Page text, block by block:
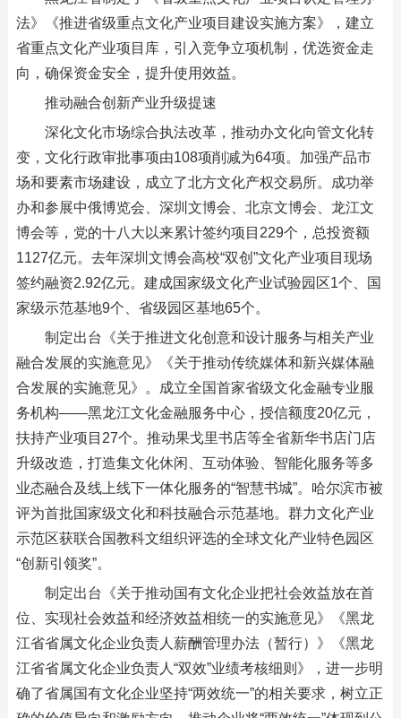
法》《推进省级重点文化产业项目建设实施方案》，建立
省重点文化产业项目库，引入竞争立项机制，优选资金走
向，确保资金安全，提升使用效益。
推动融合创新产业升级提速
深化文化市场综合执法改革，推动办文化向管文化转
变，文化行政审批事项由108项削减为64项。加强产品市
场和要素市场建设，成立了北方文化产权交易所。成功举
办和参展中俄博览会、深圳文博会、北京文博会、龙江文
博会等，党的十八大以来累计签约项目229个，总投资额
1127亿元。去年深圳文博会高校“双创”文化产业项目现场
签约融资2.92亿元。建成国家级文化产业试验园区1个、国
家级示范基地9个、省级园区基地65个。
制定出台《关于推进文化创意和设计服务与相关产业
融合发展的实施意见》《关于推动传统媒体和新兴媒体融
合发展的实施意见》。成立全国首家省级文化金融专业服
务机构——黑龙江文化金融服务中心，授信额度20亿元，
扶持产业项目27个。推动果戈里书店等全省新华书店门店
升级改造，打造集文化休闲、互动体验、智能化服务等多
业态融合及线上线下一体化服务的“智慧书城”。哈尔滨市被
评为首批国家级文化和科技融合示范基地。群力文化产业
示范区获联合国教科文组织评选的全球文化产业特色园区
“创新引领奖”。
制定出台《关于推动国有文化企业把社会效益放在首
位、实现社会效益和经济效益相统一的实施意见》《黑龙
江省省属文化企业负责人薪酬管理办法（暂行）》《黑龙
江省省属文化企业负责人“双效”业绩考核细则》，进一步明
确了省属国有文化企业坚持“两效统一”的相关要求，树立正